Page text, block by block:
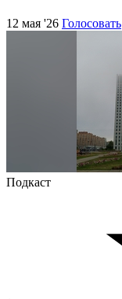
12 мая '26 Голосовать
Подкаст